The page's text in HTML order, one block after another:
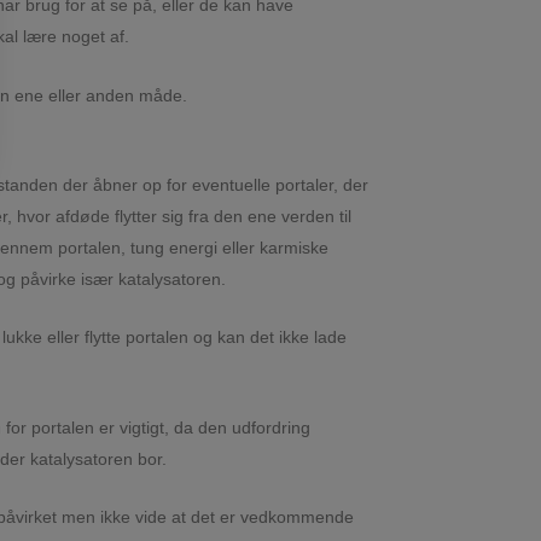
brug for at se på, eller de kan have
lære noget af.
ene eller anden måde.
der åbner op for eventuelle portaler, der
hvor afdøde flytter sig fra den ene verden til
portalen, tung energi eller karmiske
påvirke især katalysatoren.
eller flytte portalen og kan det ikke lade
portalen er vigtigt, da den udfordring
katalysatoren bor.
men ikke vide at det er vedkommende